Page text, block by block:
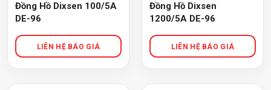
Đồng Hồ Dixsen 100/5A
DE-96
Đồng Hồ Dixsen
1200/5A DE-96